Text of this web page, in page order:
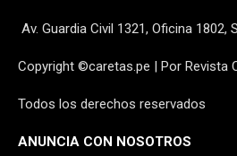
Av. Guardia Civil 1321, Oficina 1802,
Copyright ©caretas.pe | Por Revista
Todos los derechos reservados
ANUNCIA CON NOSOTROS